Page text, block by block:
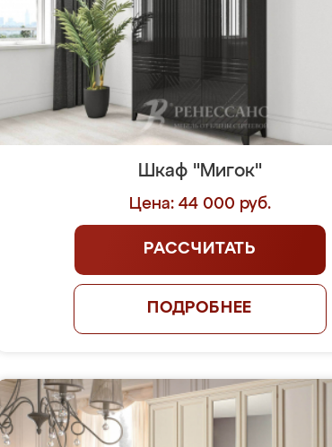
Шкаф "Мигок"
Цена: 44 000 руб.
РАССЧИТАТЬ
ПОДРОБНЕЕ